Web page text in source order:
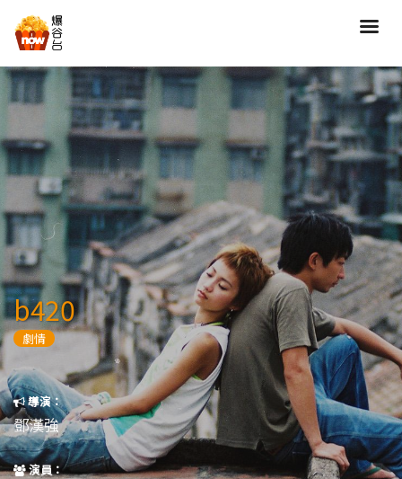
搜尋
全部類型
喜劇
動作
愛情
歷險
驚慄
恐怖
科幻
奇幻
動畫
家庭
寫實紀錄
罪案
成人
運動
特別/特輯
短片
其他
b420
劇情
導演：
鄧漢強
演員：